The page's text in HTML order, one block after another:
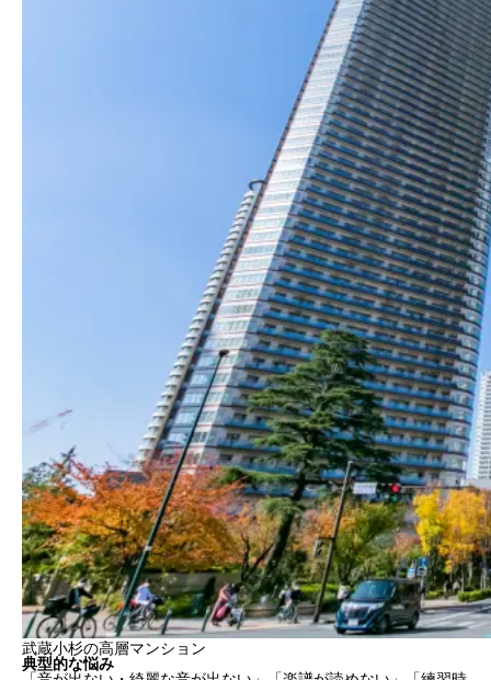
武蔵小杉の高層マンション
典型的な悩み